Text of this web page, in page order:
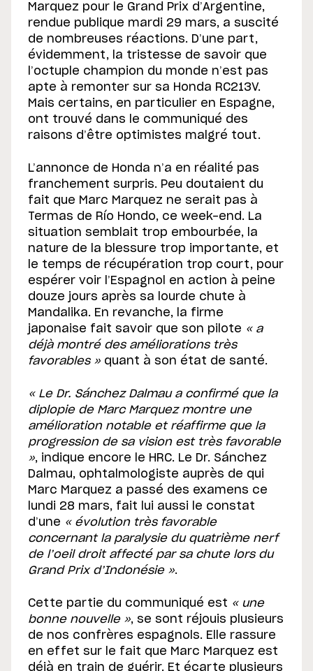
Marquez pour le Grand Prix d’Argentine,
rendue publique mardi 29 mars, a suscité
de nombreuses réactions. D’une part,
évidemment, la tristesse de savoir que
l’octuple champion du monde n’est pas
apte à remonter sur sa Honda RC213V.
Mais certains, en particulier en Espagne,
ont trouvé dans le communiqué des
raisons d’être optimistes malgré tout.
L’annonce de Honda n’a en réalité pas
franchement surpris. Peu doutaient du
fait que Marc Marquez ne serait pas à
Termas de Río Hondo, ce week-end. La
situation semblait trop embourbée, la
nature de la blessure trop importante, et
le temps de récupération trop court, pour
espérer voir l’Espagnol en action à peine
douze jours après sa lourde chute à
Mandalika. En revanche, la firme
japonaise fait savoir que son pilote « a
déjà montré des améliorations très
favorables » quant à son état de santé.
« Le Dr. Sánchez Dalmau a confirmé que la
diplopie de Marc Marquez montre une
amélioration notable et réaffirme que la
progression de sa vision est très favorable
», indique encore le HRC. Le Dr. Sánchez
Dalmau, ophtalmologiste auprès de qui
Marc Marquez a passé des examens ce
lundi 28 mars, fait lui aussi le constat
d’une « évolution très favorable
concernant la paralysie du quatrième nerf
de l’oeil droit affecté par sa chute lors du
Grand Prix d’Indonésie ».
Cette partie du communiqué est « une
bonne nouvelle », se sont réjouis plusieurs
de nos confrères espagnols. Elle rassure
en effet sur le fait que Marc Marquez est
déjà en train de guérir. Et écarte plusieurs